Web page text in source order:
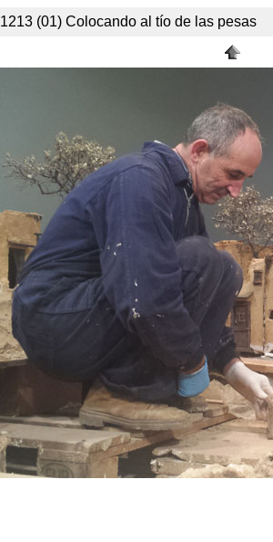
(01) Colocando al tío de las pesas